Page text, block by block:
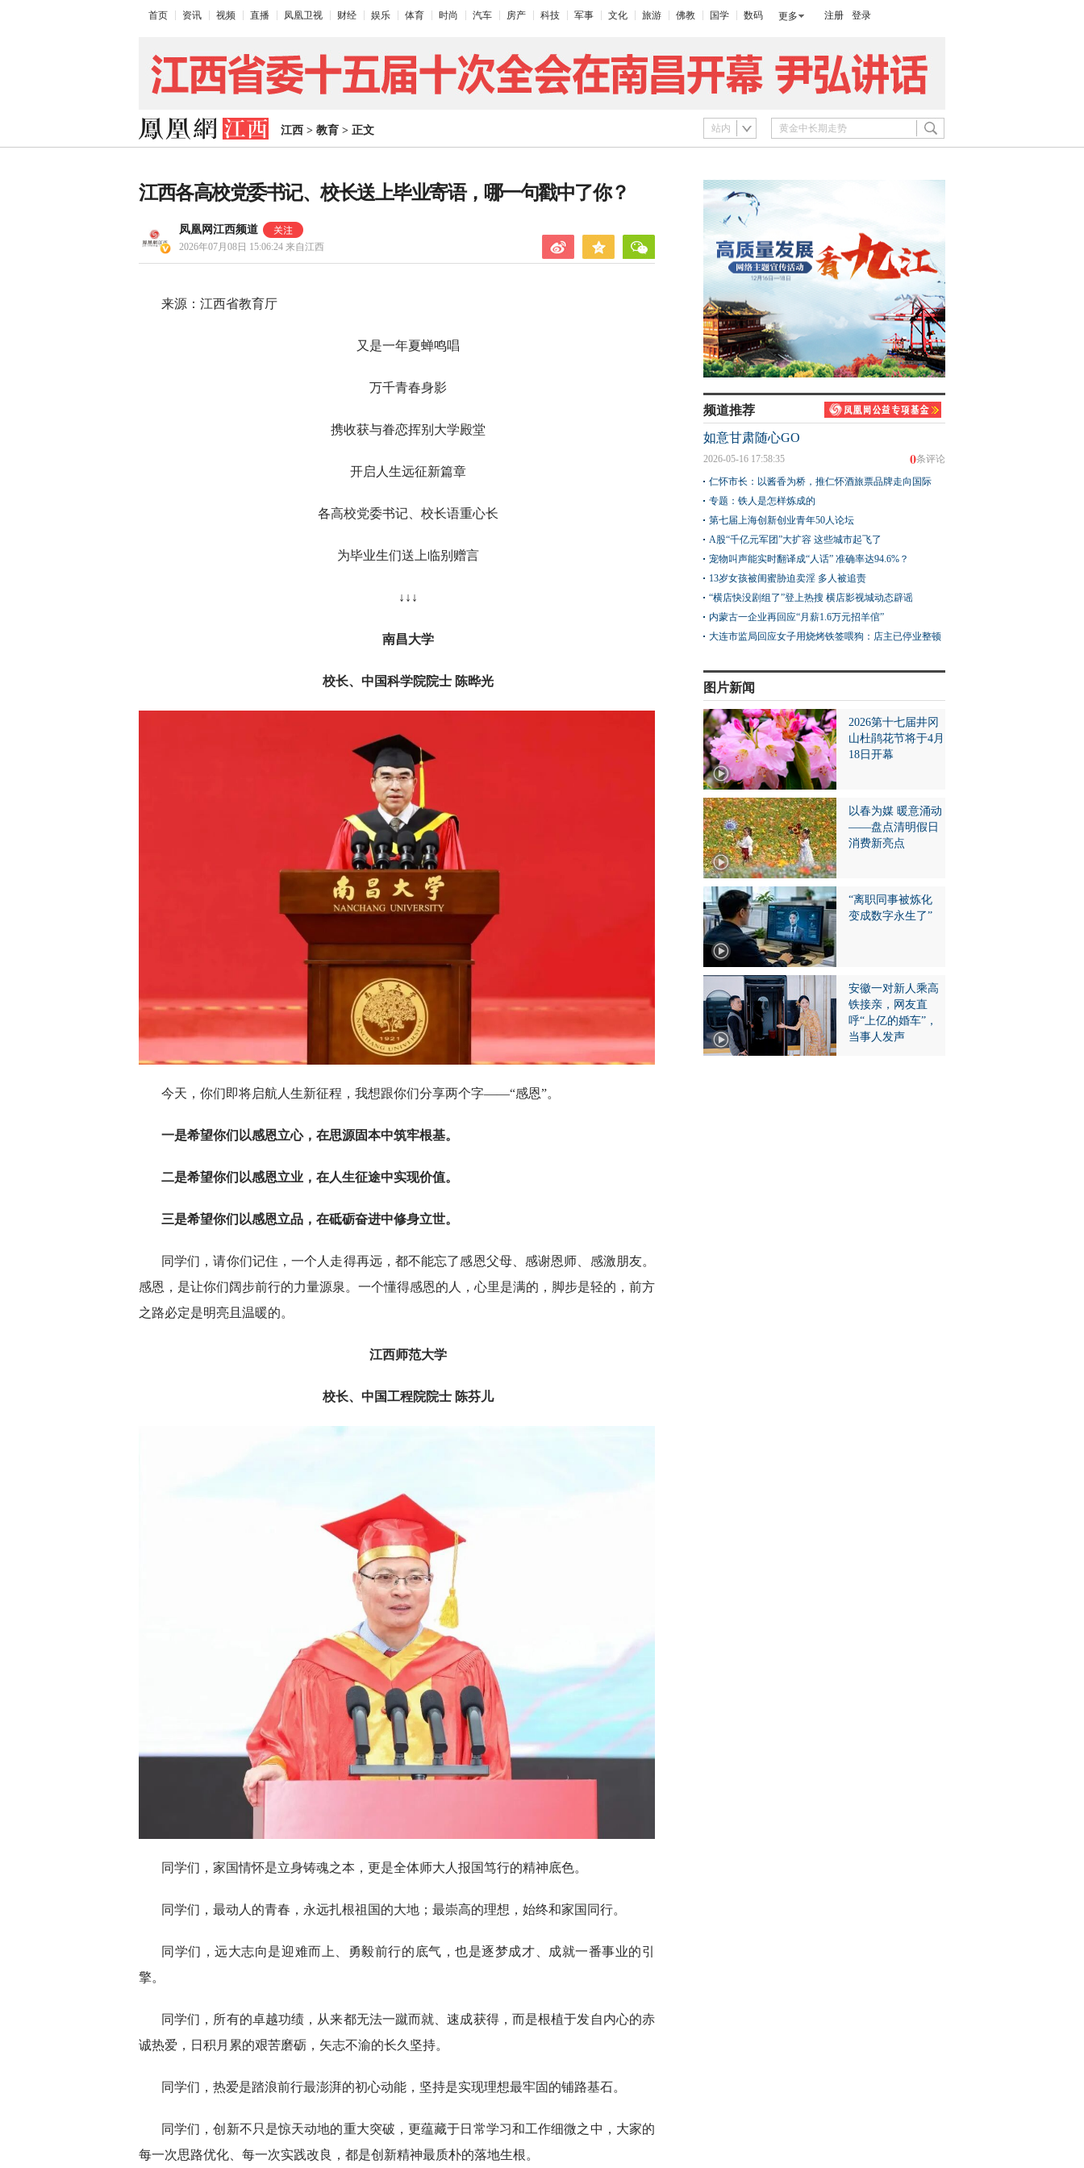
首页 资讯 视频 直播 凤凰卫视 财经 娱乐 体育 时尚 汽车 房产 科技 军事 文化 旅游 佛教 国学 数码 更多 注册 登录
江西 > 教育 > 正文 站内
江西各高校党委书记、校长送上毕业寄语，哪一句戳中了你？
凤凰网江西频道
2026年07月08日 15:06:24 来自江西
来源：江西省教育厅
又是一年夏蝉鸣唱
万千青春身影
携收获与眷恋挥别大学殿堂
开启人生远征新篇章
各高校党委书记、校长语重心长
为毕业生们送上临别赠言
↓↓↓
南昌大学
校长、中国科学院院士 陈晔光
今天，你们即将启航人生新征程，我想跟你们分享两个字——“感恩”。
一是希望你们以感恩立心，在思源固本中筑牢根基。
二是希望你们以感恩立业，在人生征途中实现价值。
三是希望你们以感恩立品，在砥砺奋进中修身立世。
同学们，请你们记住，一个人走得再远，都不能忘了感恩父母、感谢恩师、感激朋友。
感恩，是让你们阔步前行的力量源泉。一个懂得感恩的人，心里是满的，脚步是轻的，前方
之路必定是明亮且温暖的。
江西师范大学
校长、中国工程院院士 陈芬儿
同学们，家国情怀是立身铸魂之本，更是全体师大人报国笃行的精神底色。
同学们，最动人的青春，永远扎根祖国的大地；最崇高的理想，始终和家国同行。
同学们，远大志向是迎难而上、勇毅前行的底气，也是逐梦成才、成就一番事业的引
擎。
同学们，所有的卓越功绩，从来都无法一蹴而就、速成获得，而是根植于发自内心的赤
诚热爱，日积月累的艰苦磨砺，矢志不渝的长久坚持。
同学们，热爱是踏浪前行最澎湃的初心动能，坚持是实现理想最牢固的铺路基石。
同学们，创新不只是惊天动地的重大突破，更蕴藏于日常学习和工作细微之中，大家的
每一次思路优化、每一次实践改良，都是创新精神最质朴的落地生根。
频道推荐
如意甘肃随心GO
0条评论
2026-05-16 17:58:35
仁怀市长：以酱香为桥，推仁怀酒旅票品牌走向国际
专题：铁人是怎样炼成的
第七届上海创新创业青年50人论坛
A股“千亿元军团”大扩容 这些城市起飞了
宠物叫声能实时翻译成“人话” 准确率达94.6%？
13岁女孩被闺蜜胁迫卖淫 多人被追责
“横店快没剧组了”登上热搜 横店影视城动态辟谣
内蒙古一企业再回应“月薪1.6万元招羊倌”
大连市监局回应女子用烧烤铁签喂狗：店主已停业整顿
图片新闻
2026第十七届井冈
山杜鹃花节将于4月
18日开幕
以春为媒 暖意涌动
——盘点清明假日
消费新亮点
“离职同事被炼化
变成数字永生了”
安徽一对新人乘高
铁接亲，网友直
呼“上亿的婚车”，
当事人发声